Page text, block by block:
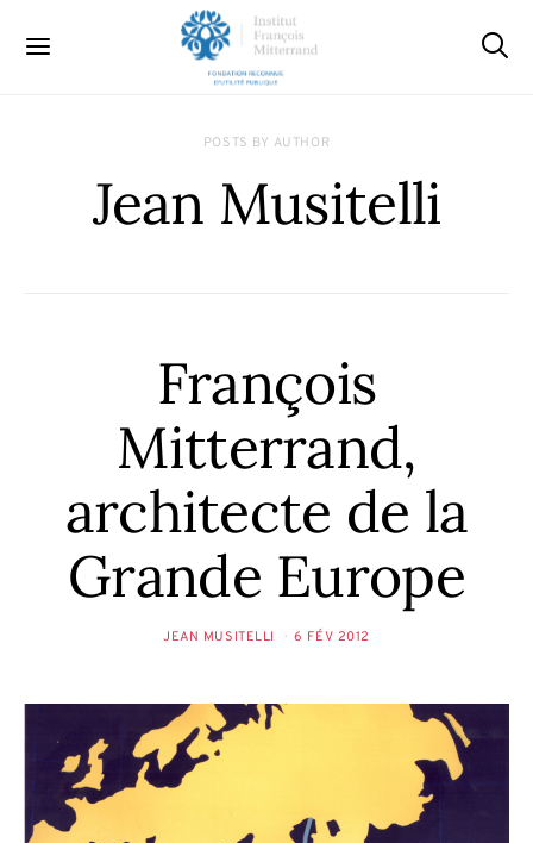
POSTS BY AUTHOR
Jean Musitelli
François
Mitterrand,
architecte de la
Grande Europe
JEAN MUSITELLI 6 FÉV 2012